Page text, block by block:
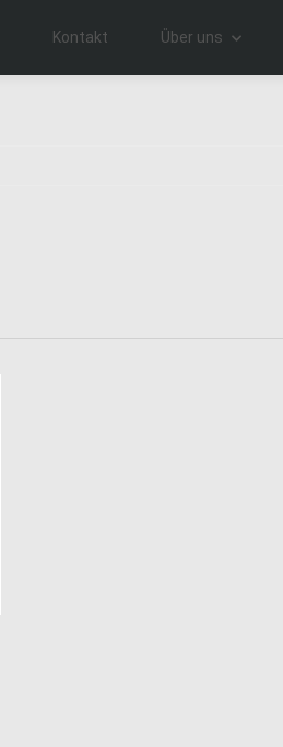
Kontakt Über uns